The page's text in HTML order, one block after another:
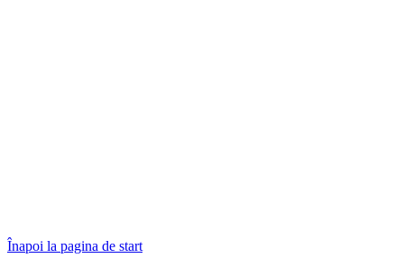
Înapoi la pagina de start